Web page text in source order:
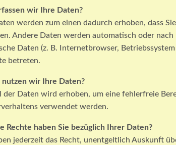
wir Ihre Daten?
werden zum einen dadurch erhoben, dass
Andere Daten werden automatisch oder
Daten (z. B. Internetbrowser,
betreten.
wir Ihre Daten?
der Daten wird erhoben, um eine fehlerfreie
verwendet werden.
Rechte haben Sie bezüglich Ihrer Daten?
jederzeit das Recht, unentgeltlich Auskunft